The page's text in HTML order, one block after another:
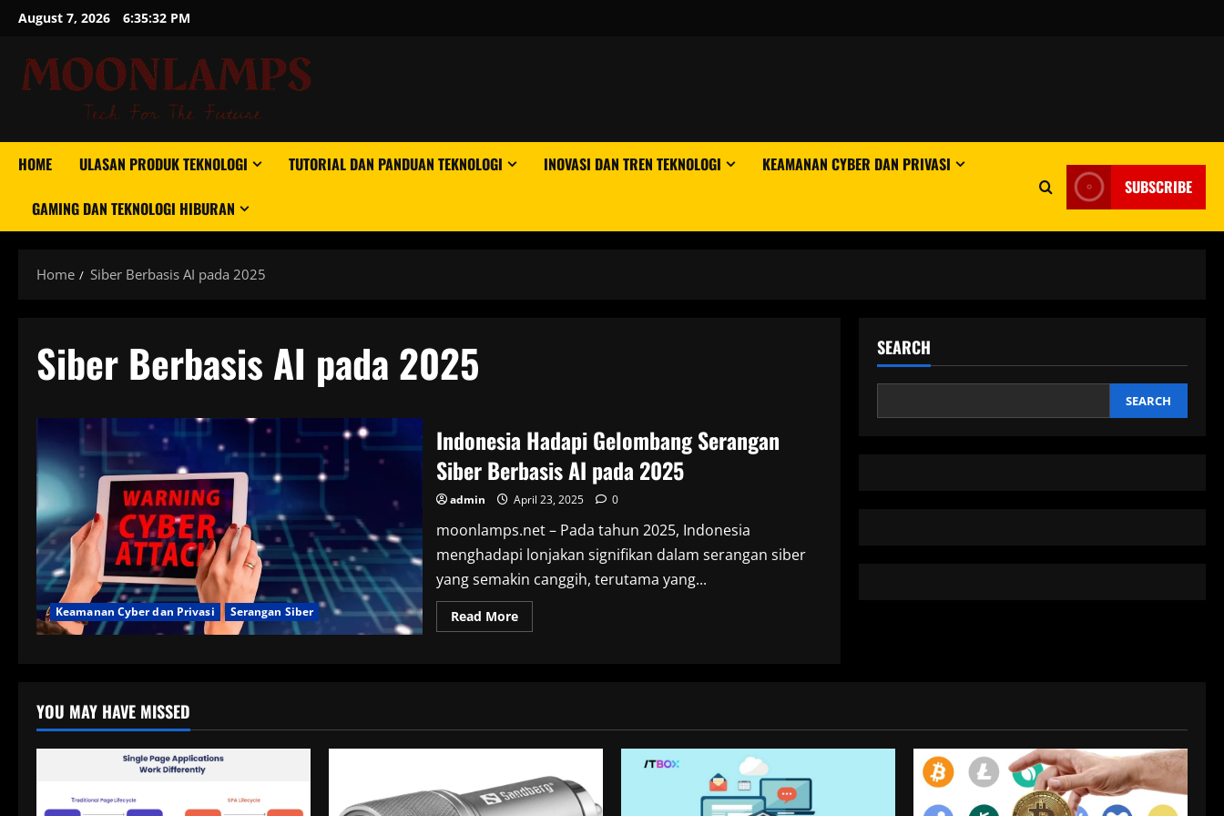
Skip
content
August 7, 2026 6:35:33 PM
HOME ULASAN PRODUK TEKNOLOGI TUTORIAL DAN PANDUAN TEKNOLOGI INOVASI DAN TREN TEKNOLOGI KEAMANAN CYBER DAN PRIVASI
GAMING DAN TEKNOLOGI HIBURAN
SUBSCRIBE
Home Siber Berbasis AI pada 2025
Siber Berbasis AI pada 2025
Keamanan Cyber dan Privasi Serangan Siber
Indonesia Hadapi Gelombang Serangan
Siber Berbasis AI pada 2025
admin April 23, 2025 0
moonlamps.net – Pada tahun 2025, Indonesia
menghadapi lonjakan signifikan dalam serangan siber
yang semakin canggih, terutama yang...
Read MoreRead
more
AI
SEARCH
SEARCH
YOU MAY HAVE MISSED